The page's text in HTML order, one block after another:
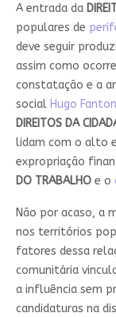
A entrada da
populares de
deve seguir
assim como
constatação e a
social Hugo Fanton
DIREITOS DA
lidam com o alto
expropriação
DO TRABALHOe o
Não por acaso, a
nos territórios
fatores dessa
comunitária
a influência sem
candidaturas na